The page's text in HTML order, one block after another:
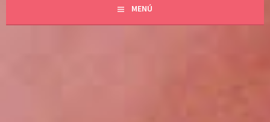
MENÚ